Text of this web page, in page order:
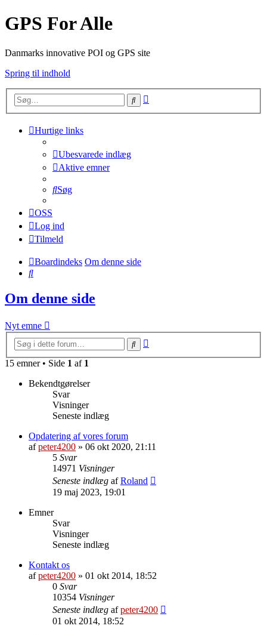
GPS For Alle
Danmarks innovative POI og GPS site
Spring til indhold
Søg
Hurtige links
Ubesvarede indlæg
Aktive emner
Søg
OSS
Log ind
Tilmeld
Boardindeks Om denne side
Søg
Om denne side
Nyt emne
Søg
15 emner • Side 1 af 1
Bekendtgørelser
Svar
Visninger
Seneste indlæg
Opdatering af vores forum
afpeter4200 » 06 okt 2020, 21:11
5 Svar
14971 Visninger
Seneste indlæg afRoland
19 maj 2023, 19:01
Emner
Svar
Visninger
Seneste indlæg
Kontakt os
afpeter4200 » 01 okt 2014, 18:52
0 Svar
10354 Visninger
Seneste indlæg afpeter4200
01 okt 2014, 18:52